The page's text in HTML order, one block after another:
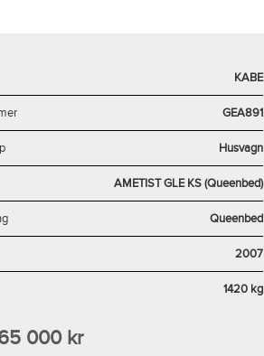
KABE
GEA891
Husvagn
AMETIST GLE KS (Queenbed)
Queenbed
2007
1420 kg
000 kr